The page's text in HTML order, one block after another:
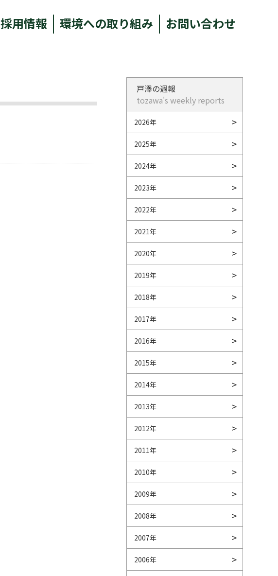
採用情報 環境への取り組み お問い合わせ
戸澤の週報
tozawa's weekly reports
2026年
2025年
2024年
2023年
2022年
2021年
2020年
2019年
2018年
2017年
2016年
2015年
2014年
2013年
2012年
2011年
2010年
2009年
2008年
2007年
2006年